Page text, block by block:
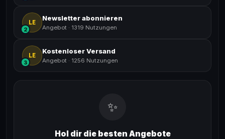
LE
2
Newsletter abonnieren
Angebot · 1319 Nutzungen
LE
3
Kostenloser Versand
Angebot · 1256 Nutzungen
✨
Hol dir die besten Angebote